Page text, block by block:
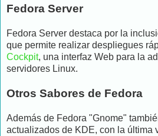
Fedora Server
Fedora Server destaca por la
que permite realizar despliegues
Cockpit, una interfaz Web para la
servidores Linux.
Otros Sabores de Fedora
Además de Fedora "Gnome"
actualizados de KDE, con la última